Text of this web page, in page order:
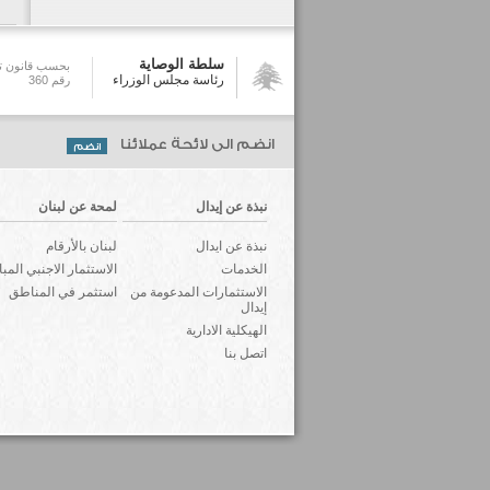
سلطة الوصاية
رئاسة مجلس الوزراء
بحسب قانون
رقم 360
انضم الى لائحة عملائنا
نبذة عن إيدال
نبذة عن ايدال
الخدمات
الاستثمارات المدعومة من
إيدال
الهيكلية الادارية
اتصل بنا
لمحة عن لبنان
لبنان بالأرقام
الاستثمار الاجنبي
استثمر في المناطق